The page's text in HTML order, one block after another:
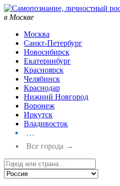
в Москве
Москва
Санкт-Петербург
Новосибирск
Екатеринбург
Красноярск
Челябинск
Краснодар
Нижний Новгород
Воронеж
Иркутск
Владивосток
…
Все города →